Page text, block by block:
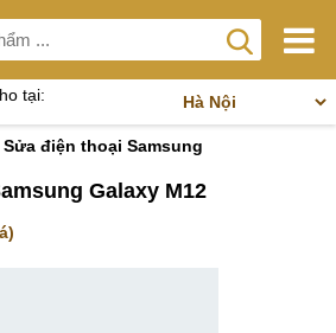
tại:
Sửa điện thoại Samsung
Galaxy M12